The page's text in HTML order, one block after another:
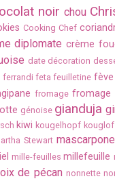
noir chou
Cooking Chef
diplomate crème
date décoration
ferrandi feta feuilletine
fromage fromage
génoise gianduja
kiwi kougelhopf kouglof
Stewart mascarpone
mille-feuilles millefeuille
de pécan nonnette